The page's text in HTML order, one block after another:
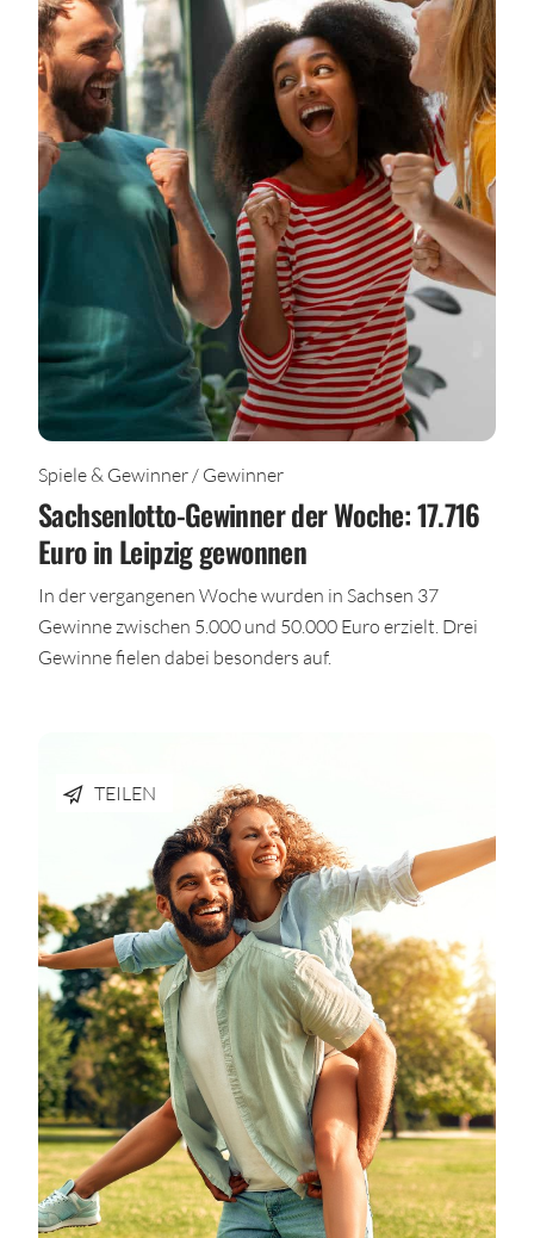
Spiele & Gewinner / Gewinner
Sachsenlotto-Gewinner der Woche: 17.716
Euro in Leipzig gewonnen
In der vergangenen Woche wurden in Sachsen 37
Gewinne zwischen 5.000 und 50.000 Euro erzielt. Drei
Gewinne fielen dabei besonders auf.
TEILEN